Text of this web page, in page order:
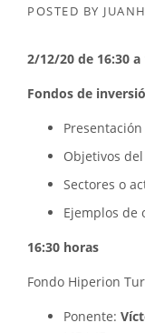
POSTED BY
2/12/20 de 16:30 a
Fondos de
Objetivos
Sectores o
Ejemplos de
16:30 horas
Fondo Hiperion
Ponente: